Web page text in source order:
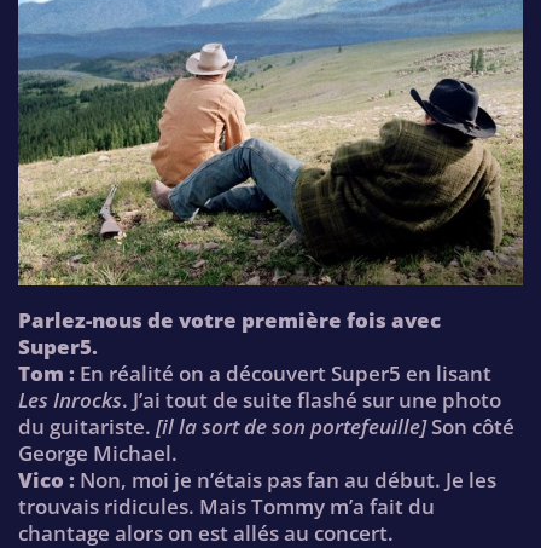
Parlez-nous de votre première fois avec
Super5.
Tom : En réalité on a découvert Super5 en lisant
Les Inrocks. J’ai tout de suite flashé sur une photo
du guitariste. [il la sort de son portefeuille]Son côté
George Michael.
Vico : Non, moi je n’étais pas fan au début. Je les
trouvais ridicules. Mais Tommy m’a fait du
chantage alors on est allés au concert.